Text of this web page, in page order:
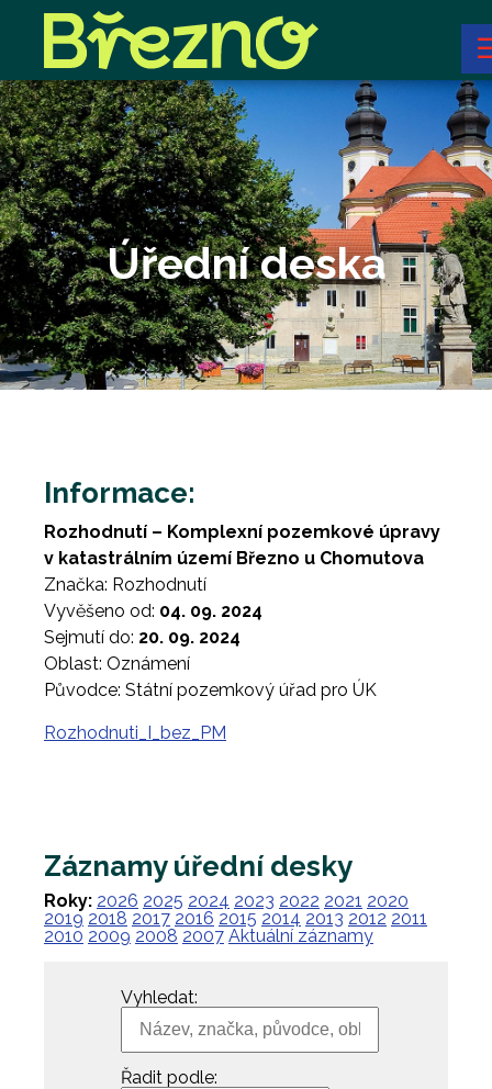
Úřední deska
Informace:
Rozhodnutí – Komplexní pozemkové úpravy
v katastrálním území Březno u Chomutova
Značka: Rozhodnutí
Vyvěšeno od: 04. 09. 2024
Sejmutí do: 20. 09. 2024
Oblast: Oznámení
Původce: Státní pozemkový úřad pro ÚK
Rozhodnuti_I_bez_PM
Záznamy úřední desky
Roky: 2026 2025 2024 2023 2022 2021 2020
2019 2018 2017 2016 2015 2014 2013 2012 2011
2010 2009 2008 2007 Aktuální záznamy
Vyhledat:
Řadit podle: